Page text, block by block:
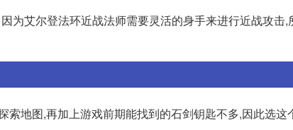
为艾尔登法环近战法师需要灵活的身手来进行近战攻击
索地图,再加上游戏前期能找到的石剑钥匙不多,因此选这